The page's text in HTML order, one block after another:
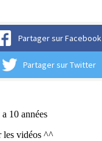
Partager sur Facebook
Partager sur Twitter